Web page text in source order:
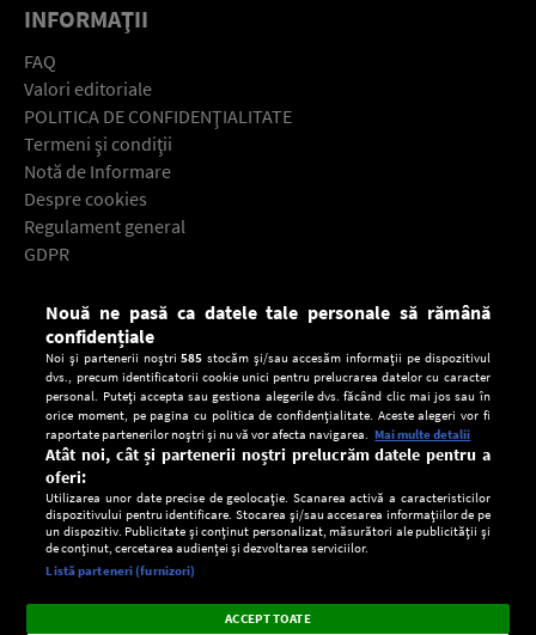
INFORMAŢII
FAQ
Valori editoriale
POLITICA DE CONFIDENŢIALITATE
Termeni şi condiţii
Notă de Informare
Despre cookies
Regulament general
GDPR
Descarcă gratuit aplicaţia Europa FM pentru smartphone:
Setări:
Dark
Radio live, podcasturi, știri și alerte
×
Nouă ne pasă ca datele tale personale să rămână
confidențiale
Noi și partenerii noștri585 stocăm și/sau accesăm informații pe dispozitivul
dvs., precum identificatorii cookie unici pentru prelucrarea datelor cu caracter
personal. Puteți accepta sau gestiona alegerile dvs. făcând clic mai jos sau în
orice moment, pe pagina cu politica de confidențialitate. Aceste alegeri vor fi
raportate partenerilor noștri și nu vă vor afecta navigarea. Mai multe detalii
Atât noi, cât și partenerii noștri prelucrăm datele pentru a
oferi:
Utilizarea unor date precise de geolocație. Scanarea activă a caracteristicilor
dispozitivului pentru identificare. Stocarea și/sau accesarea informațiilor de pe
un dispozitiv. Publicitate și conținut personalizat, măsurători ale publicității și
de conținut, cercetarea audienței și dezvoltarea serviciilor.
Listă parteneri (furnizori)
ACCEPT TOATE